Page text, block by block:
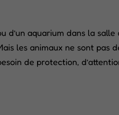
d’un aquarium dans la
les animaux ne sont pas
de protection,